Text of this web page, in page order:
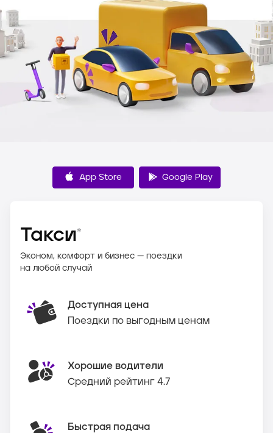
App Store Google Play
Такси*
Эконом, комфорт и бизнес — поездки
на любой случай
Доступная цена
Поездки по выгодным ценам
Хорошие водители
Средний рейтинг 4.7
Быстрая подача